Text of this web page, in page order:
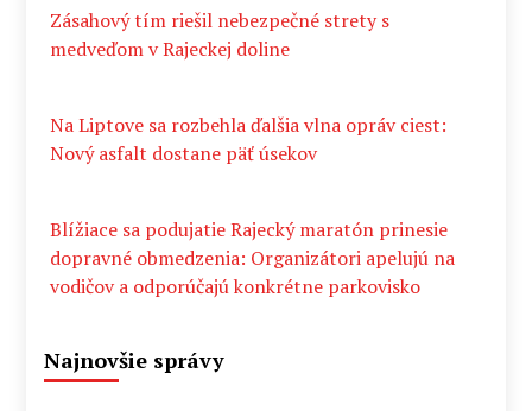
Zásahový tím riešil nebezpečné strety s
medveďom v Rajeckej doline
Na Liptove sa rozbehla ďalšia vlna opráv ciest:
Nový asfalt dostane päť úsekov
Blížiace sa podujatie Rajecký maratón prinesie
dopravné obmedzenia: Organizátori apelujú na
vodičov a odporúčajú konkrétne parkovisko
Najnovšie správy